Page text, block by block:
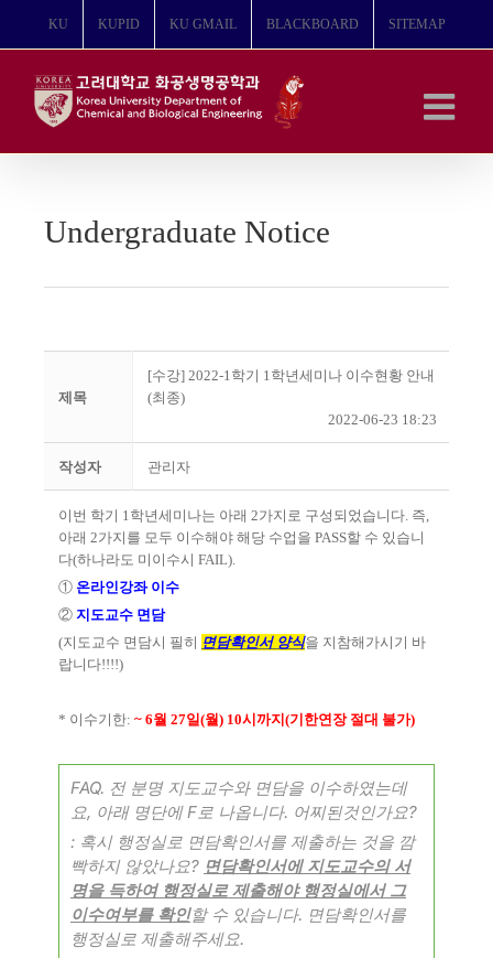
뛰
KU KUPID KU GMAIL BLACKBOARD SITEMAP
Undergraduate Notice
제목
[수강] 2022-1학기 1학년세미나 이수현황 안내
(최종)
2022-06-23 18:23
작성자 관리자
이번 학기 1학년세미나는 아래 2가지로 구성되었습니다. 즉,
아래 2가지를 모두 이수해야 해당 수업을 PASS할 수 있습니
다(하나라도 미이수시 FAIL).
① 온라인강좌 이수
② 지도교수 면담
(지도교수 면담시 필히 면담확인서 양식을 지참해가시기 바
랍니다!!!!)
* 이수기한: ~ 6월 27일(월) 10시까지 (기한연장 절대 불가)
FAQ. 전 분명 지도교수와 면담을 이수하였는데
요, 아래 명단에 F로 나옵니다. 어찌된것인가요?
: 혹시 행정실로 면담확인서를 제출하는 것을 깜
빡하지 않았나요? 면담확인서에 지도교수의 서
명을 득하여 행정실로 제출해야 행정실에서 그
이수여부를 확인할 수 있습니다. 면담확인서를
행정실로 제출해주세요.